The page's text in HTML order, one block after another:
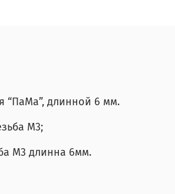
“ПаМа”, длинной 6 мм.
М3;
М3 длинна 6мм.